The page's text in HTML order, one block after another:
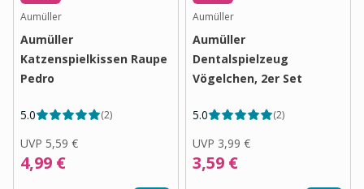
Aumüller
Aumüller
Katzenspielkissen Raupe
Pedro
5.0 (2)
UVP 5,59 €
4,99 €
Aumüller
Aumüller
Dentalspielzeug
Vögelchen, 2er Set
5.0 (2)
UVP 3,99 €
3,59 €